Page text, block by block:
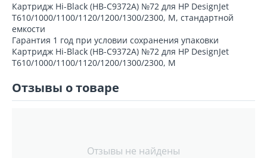
Картридж Hi-Black (HB-C9372A) №72 для HP DesignJet
T610/1000/1100/1120/1200/1300/2300, M, стандартной
емкости
Гарантия 1 год при условии сохранения упаковки
Картридж Hi-Black (HB-C9372A) №72 для HP DesignJet
T610/1000/1100/1120/1200/1300/2300, M
Отзывы о товаре
Отзывы не найдены